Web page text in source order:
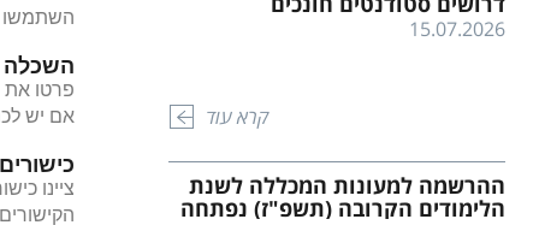
השתמשו
השכלה
פרטו את
אם יש
ציינו
15.07.2026
קרא עוד
ההרשמה למעונות המכללה לשנת
הלימודים הקרובה (תשפ"ז) נפתחה